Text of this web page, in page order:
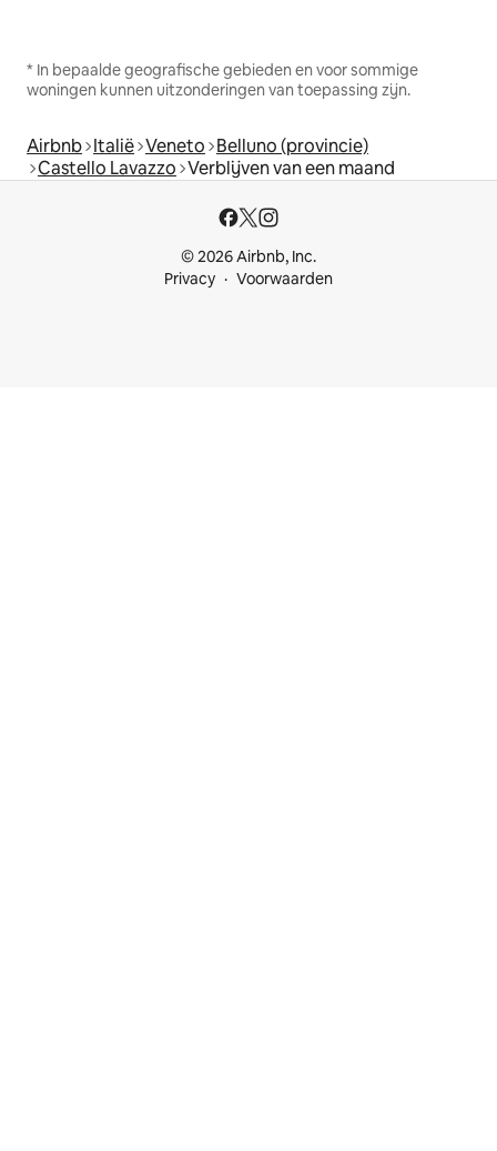
* In bepaalde geografische gebieden en voor sommige
woningen kunnen uitzonderingen van toepassing zijn.
Airbnb Italië Veneto Belluno (provincie)
Castello Lavazzo Verblijven van een maand
© 2026 Airbnb, Inc.
Privacy
Voorwaarden